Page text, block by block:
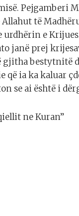
Pejgamberi
të
urdhërin e
janë prej
bestytnitë
që ia ka kaluar
se ai është i
ne Kuran”